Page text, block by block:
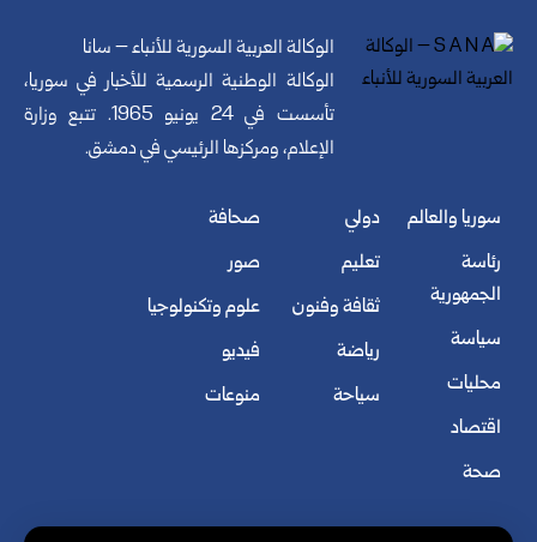
الوكالة العربية السورية للأنباء – سانا
الوكالة الوطنية الرسمية للأخبار في سوريا،
تأسست في 24 يونيو 1965. تتبع وزارة
الإعلام، ومركزها الرئيسي في دمشق.
سوريا والعالم
رئاسة
الجمهورية
سياسة
محليات
اقتصاد
صحة
دولي
تعليم
ثقافة وفنون
رياضة
سياحة
صحافة
صور
علوم وتكنولوجيا
فيديو
منوعات